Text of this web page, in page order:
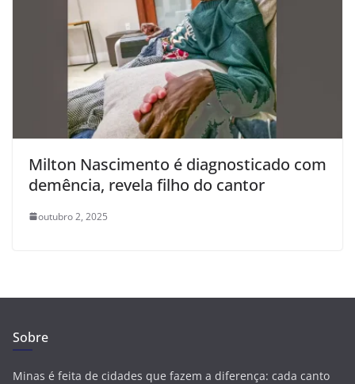
Milton Nascimento é diagnosticado com
demência, revela filho do cantor
outubro 2, 2025
Sobre
Minas é feita de cidades que fazem a diferença: cada canto